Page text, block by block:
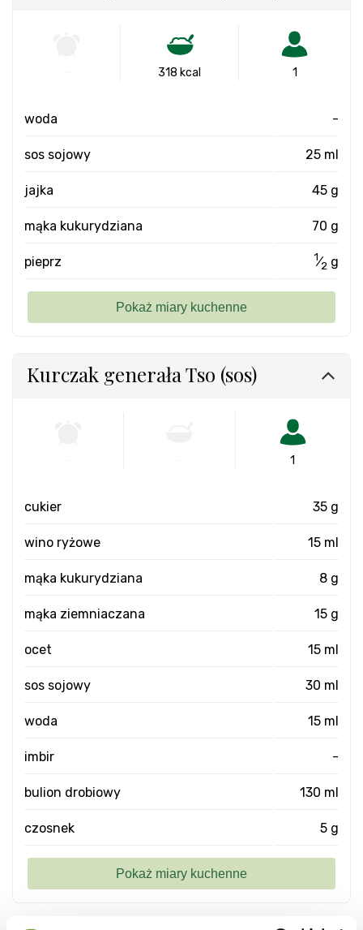
318 kcal 1
woda -
sos sojowy 25 ml
jajka 45 g
mąka kukurydziana 70 g
pieprz 1⁄2 g
Kurczak generała Tso (sos)
1
cukier 35 g
wino ryżowe 15 ml
mąka kukurydziana 8 g
mąka ziemniaczana 15 g
ocet 15 ml
sos sojowy 30 ml
woda 15 ml
imbir -
bulion drobiowy 130 ml
czosnek 5 g